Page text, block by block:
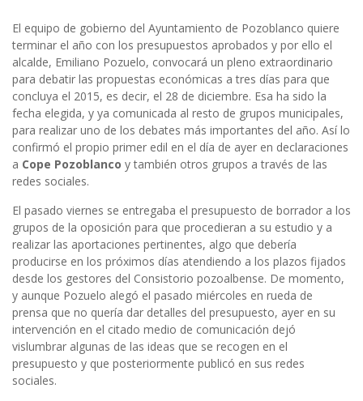
El equipo de gobierno del Ayuntamiento de Pozoblanco quiere
terminar el año con los presupuestos aprobados y por ello el
alcalde, Emiliano Pozuelo, convocará un pleno extraordinario
para debatir las propuestas económicas a tres días para que
concluya el 2015, es decir, el 28 de diciembre. Esa ha sido la
fecha elegida, y ya comunicada al resto de grupos municipales,
para realizar uno de los debates más importantes del año. Así lo
confirmó el propio primer edil en el día de ayer en declaraciones
a Cope Pozoblanco y también otros grupos a través de las
redes sociales.
El pasado viernes se entregaba el presupuesto de borrador a los
grupos de la oposición para que procedieran a su estudio y a
realizar las aportaciones pertinentes, algo que debería
producirse en los próximos días atendiendo a los plazos fijados
desde los gestores del Consistorio pozoalbense. De momento,
y aunque Pozuelo alegó el pasado miércoles en rueda de
prensa que no quería dar detalles del presupuesto, ayer en su
intervención en el citado medio de comunicación dejó
vislumbrar algunas de las ideas que se recogen en el
presupuesto y que posteriormente publicó en sus redes
sociales.